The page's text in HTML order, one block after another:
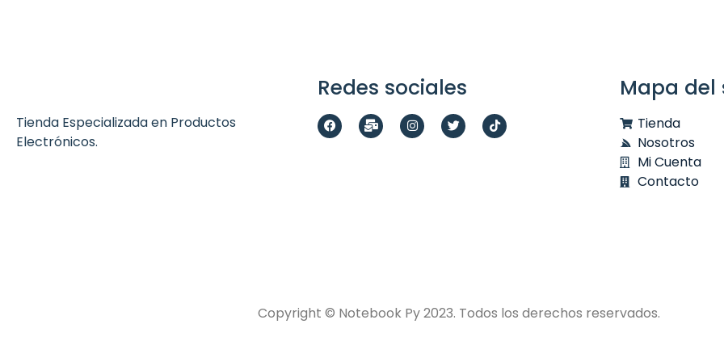
Tienda Especializada en Productos
Electrónicos.
Redes sociales Mapa del
Tienda
Nosotros
Mi Cuenta
Contacto
Copyright © Notebook Py 2023. Todos los derechos reservados.